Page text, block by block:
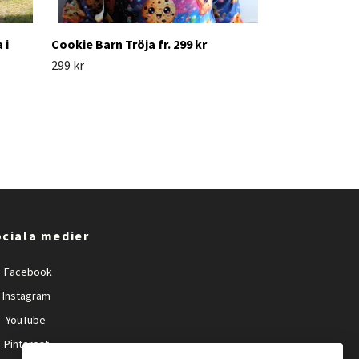
i
Cookie Barn Tröja fr. 299 kr
299 kr
medier
Facebook
Instagram
YouTube
Pinterest